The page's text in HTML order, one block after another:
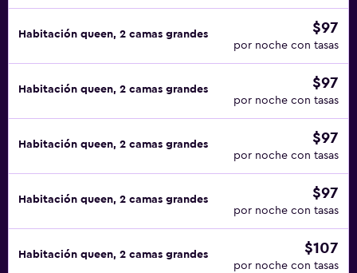
Habitación queen, 2 camas grandes $97
por noche con tasas
Habitación queen, 2 camas grandes $97
por noche con tasas
Habitación queen, 2 camas grandes $97
por noche con tasas
Habitación queen, 2 camas grandes $97
por noche con tasas
Habitación queen, 2 camas grandes $107
por noche con tasas